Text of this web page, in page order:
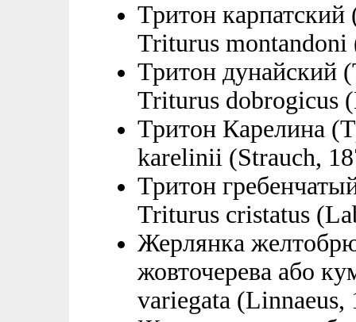
Тритон карпатский
Triturus montandoni
Тритон дунайский
Triturus dobrogicus
Тритон Карелина
karelinii (Strauch,
Тритон
Triturus cristatus
Жерлянка
жовточерева або
variegata (Linnaeus,